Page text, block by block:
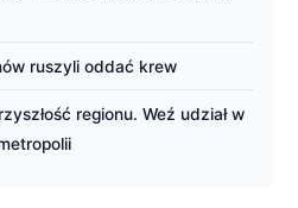
ruszyli oddać krew
regionu. Weź udział w